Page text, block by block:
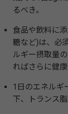
るべき。
食品や飲料に
糖など)は、必
ルギー摂取量
ればさらに健
1日のエネルギ
下、トランス